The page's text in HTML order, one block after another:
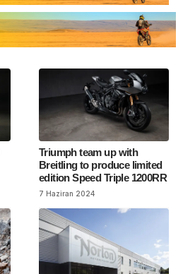
Triumph team up with
Breitling to produce limited
edition Speed Triple 1200RR
7 Haziran 2024